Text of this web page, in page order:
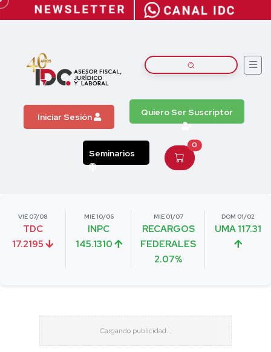
Iniciar Sesión Quiero Ser Suscriptor
Seminarios
0
VIE 07/08
TDC
17.2195
MIE 10/06
INPC
145.1310
MIE 01/07
RECARGOS
FEDERALES
2.07%
DOM 01/02
UMA 117.31